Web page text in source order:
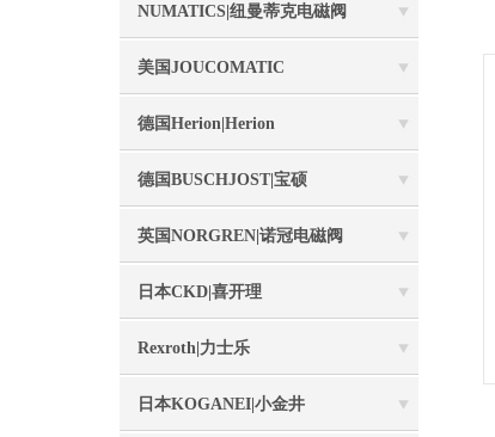
NUMATICS|纽曼蒂克电磁阀
美国JOUCOMATIC
德国Herion|Herion
德国BUSCHJOST|宝硕
英国NORGREN|诺冠电磁阀
日本CKD|喜开理
Rexroth|力士乐
日本KOGANEI|小金井